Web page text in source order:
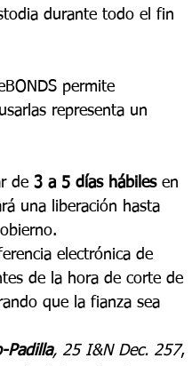
durante todo el fin
permite
representa un
de 3 a 5 días hábiles en
una liberación hasta
electrónica de
de la hora de corte de
que la fianza sea
Padilla, 25 I&N Dec. 257,